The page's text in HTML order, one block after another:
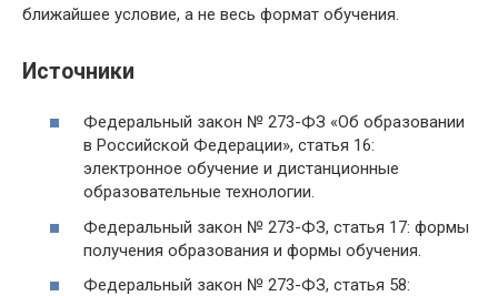
ближайшее условие, а не весь формат обучения.
Источники
Федеральный закон № 273-ФЗ «Об образовании
в Российской Федерации», статья 16:
электронное обучение и дистанционные
образовательные технологии.
Федеральный закон № 273-ФЗ, статья 17: формы
получения образования и формы обучения.
Федеральный закон № 273-ФЗ, статья 58: